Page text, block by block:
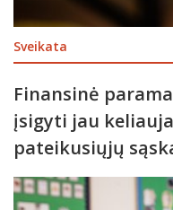
Sveikata
Finansinė
įsigyti jau
pateikusiųjų